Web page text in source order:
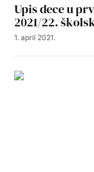
Upis dece u
2021/22.
1. april 2021.